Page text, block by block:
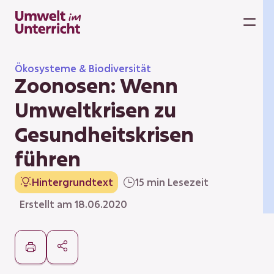
Inhalt
springen
Ökosysteme & Biodiversität
Zoonosen: Wenn
Umweltkrisen zu
Gesundheitskrisen
führen
Hintergrundtext
15 min Lesezeit
Erstellt am 18.06.2020